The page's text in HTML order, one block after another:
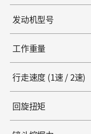
发动机型号
工作重量
行走速度 (1速 / 2速)
回旋扭矩